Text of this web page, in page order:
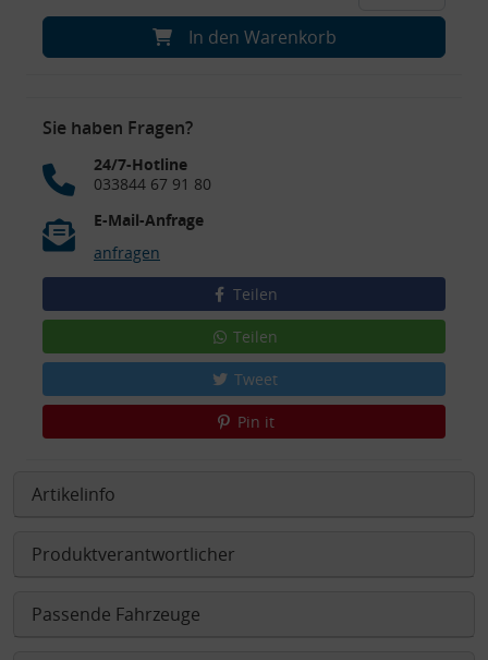
In den Warenkorb
Sie haben Fragen?
24/7-Hotline
033844 67 91 80
E-Mail-Anfrage
anfragen
Teilen
Teilen
Tweet
Pin it
Artikelinfo
Produktverantwortlicher
Passende Fahrzeuge